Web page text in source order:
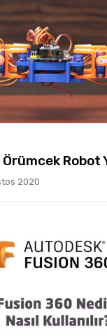
Robot
2020